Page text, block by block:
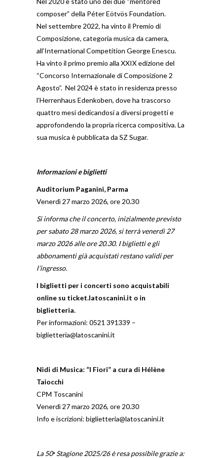
composer” della Péter Eötvös Foundation.
Nel settembre 2022, ha vinto il Premio di
Composizione, categoria musica da camera,
all’International Competition George Enescu.
Ha vinto il primo premio alla XXIX edizione del
“Concorso Internazionale di Composizione 2
Agosto”. Nel 2024 è stato in residenza presso
l’Herrenhaus Edenkoben, dove ha trascorso
quattro mesi dedicandosi a diversi progetti e
approfondendo la propria ricerca compositiva. La
sua musica è pubblicata da SZ Sugar.
Informazioni e biglietti
Auditorium Paganini, Parma
Venerdì 27 marzo 2026, ore 20.30
Si informa che il concerto, inizialmente previsto
per sabato 28 marzo 2026, si terrà venerdì 27
marzo 2026 alle ore 20.30. I biglietti e gli
abbonamenti già acquistati restano validi per
l’ingresso.
I biglietti per i concerti sono acquistabili
online su ticket.latoscanini.it o in
biglietteria.
Per informazioni: 0521 391339 –
biglietteria@latoscanini.it
Nidi di Musica: “I Fiori” a cura di Hélène
Taiocchi
CPM Toscanini
Venerdì 27 marzo 2026, ore 20.30
Info e iscrizioni: biglietteria@latoscanini.it
La 50ᵃStagione 2025/26 è resa possibile grazie a: